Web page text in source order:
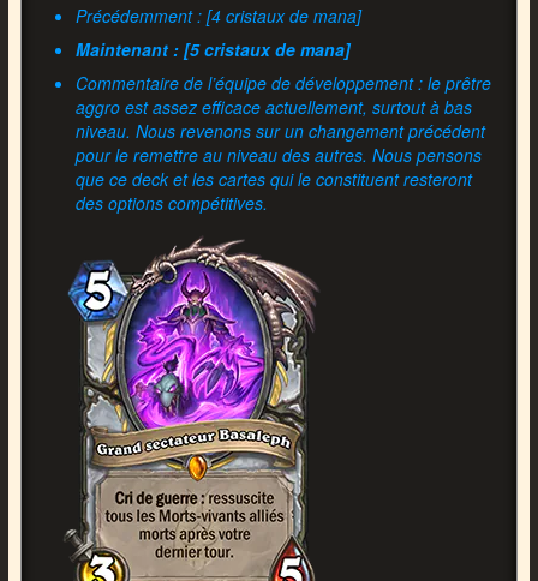
Précédemment : [4 cristaux de mana]
Maintenant : [5 cristaux de mana]
Commentaire de l’équipe de développement : le prêtre
aggro est assez efficace actuellement, surtout à bas
niveau. Nous revenons sur un changement précédent
pour le remettre au niveau des autres. Nous pensons
que ce deck et les cartes qui le constituent resteront
des options compétitives.